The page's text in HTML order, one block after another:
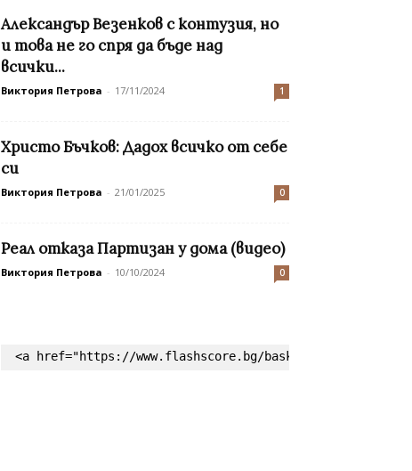
Александър Везенков с контузия, но
и това не го спря да бъде над
всички...
Виктория Петрова - 17/11/2024 1
Христо Бъчков: Дадох всичко от себе
си
Виктория Петрова - 21/01/2025 0
Реал отказа Партизан у дома (видео)
Виктория Петрова - 10/10/2024 0
<a href="https://www.flashscore.bg/basketball/"